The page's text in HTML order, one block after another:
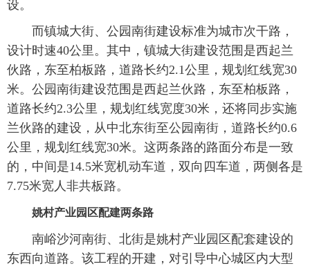
设。
而镇城大街、公园南街建设标准为城市次干路，
设计时速40公里。其中，镇城大街建设范围是西起兰
伙路，东至柏板路，道路长约2.1公里，规划红线宽30
米。公园南街建设范围是西起兰伙路，东至柏板路，
道路长约2.3公里，规划红线宽度30米，还将同步实施
兰伙路的建设，从中北东街至公园南街，道路长约0.6
公里，规划红线宽30米。这两条路的路面分布是一致
的，中间是14.5米宽机动车道，双向四车道，两侧各是
7.75米宽人非共板路。
姚村产业园区配建两条路
南峪沙河南街、北街是姚村产业园区配套建设的
东西向道路。该工程的开建，对引导中心城区内大型